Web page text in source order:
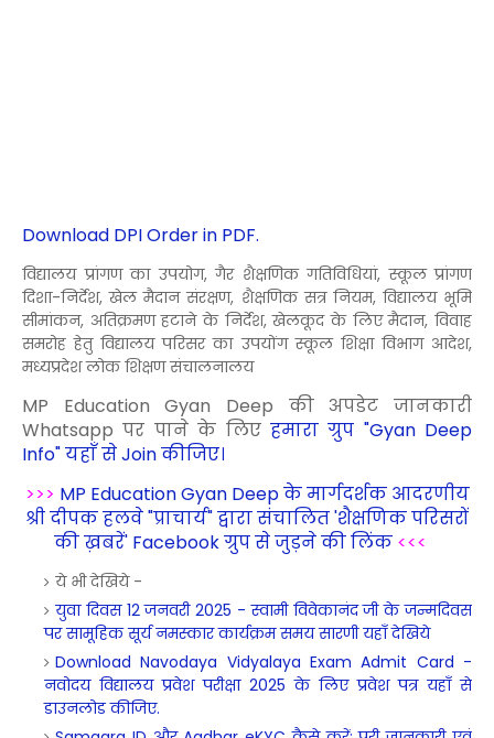
Download DPI Order in PDF.
विद्यालय प्रांगण का उपयोग, गैर शैक्षणिक गतिविधियां, स्कूल प्रांगण
दिशा-निर्देश, खेल मैदान संरक्षण, शैक्षणिक सत्र नियम, विद्यालय भूमि
सीमांकन, अतिक्रमण हटाने के निर्देश, खेलकूद के लिए मैदान, विवाह
समरोह हेतु विद्यालय परिसर का उपयोंग स्कूल शिक्षा विभाग आदेश,
मध्यप्रदेश लोक शिक्षण संचालनालय
MP Education Gyan Deep की अपडेट जानकारी
Whatsapp पर पाने के लिए हमारा ग्रुप "Gyan Deep
Info" यहाँ से Join कीजिए।
>>> MP Education Gyan Deep के मार्गदर्शक आदरणीय
श्री दीपक हलवे "प्राचार्य" द्वारा संचालित 'शैक्षणिक परिसरों
की ख़बरें' Facebook ग्रुप से जुड़ने की लिंक <<<
ये भी देखिये -
युवा दिवस 12 जनवरी 2025 - स्वामी विवेकानंद जी के जन्मदिवस
पर सामूहिक सूर्य नमस्कार कार्यक्रम समय सारणी यहाँ देखिये
Download Navodaya Vidyalaya Exam Admit Card -
नवोदय विद्यालय प्रवेश परीक्षा 2025 के लिए प्रवेश पत्र यहाँ से
डाउनलोड कीजिए.